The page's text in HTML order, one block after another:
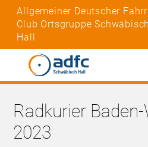
Allgemeiner Deutscher
Club Ortsgruppe Schwäbisch
Hall
Radkurier
2023